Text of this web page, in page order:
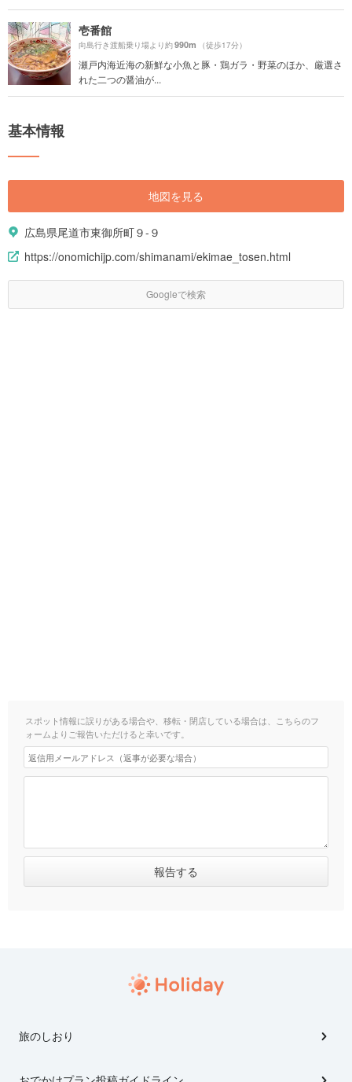
壱番館
向島行き渡船乗り場より約990m （徒歩17分）
瀬戸内海近海の新鮮な小魚と豚・鶏ガラ・野菜のほか、厳選さ
れた二つの醤油が...
基本情報
地図を見る
広島県尾道市東御所町９-９
https://onomichijp.com/shimanami/ekimae_tosen.html
Googleで検索
スポット情報に誤りがある場合や、移転・閉店している場合は、こちらのフ
ォームよりご報告いただけると幸いです。
旅のしおり